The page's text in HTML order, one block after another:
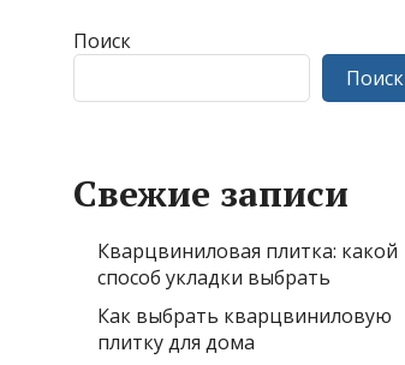
Поиск
Поиск
Свежие записи
Кварцвиниловая плитка: какой
способ укладки выбрать
Как выбрать кварцвиниловую
плитку для дома